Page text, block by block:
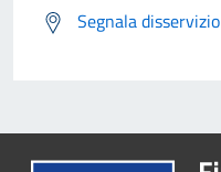
Segnala disservizio